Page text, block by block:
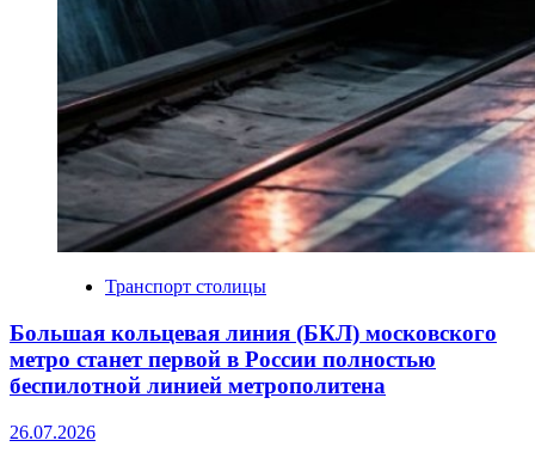
Транспорт столицы
Большая кольцевая линия (БКЛ) московского
метро станет первой в России полностью
беспилотной линией метрополитена
26.07.2026